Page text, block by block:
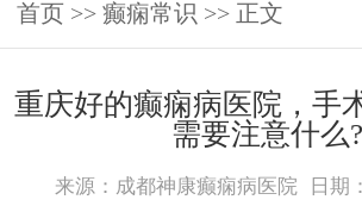
首页 >> 癫痫常识 >> 正文
重庆好的癫痫病医院，手
需要注意什么?
来源：成都神康癫痫病医院 日期